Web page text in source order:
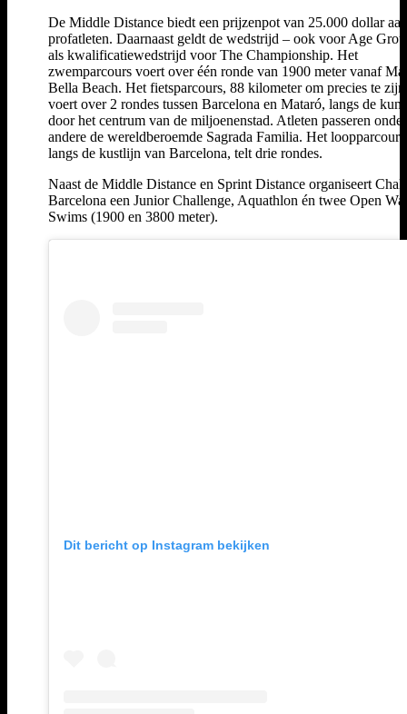
De Middle Distance biedt een prijzenpot van 25.000 dollar aan
profatleten. Daarnaast geldt de wedstrijd – ook voor Age
als kwalificatiewedstrijd voor The Championship. Het
zwemparcours voert over één ronde van 1900 meter vanaf
Bella Beach. Het fietsparcours, 88 kilometer om precies te
voert over 2 rondes tussen Barcelona en Mataró, langs de
door het centrum van de miljoenenstad. Atleten passeren onder
andere de wereldberoemde Sagrada Familia. Het
langs de kustlijn van Barcelona, telt drie rondes.
Naast de Middle Distance en Sprint Distance organiseert
Barcelona een Junior Challenge, Aquathlon én twee Open
Swims (1900 en 3800 meter).
Dit bericht op Instagram bekijken